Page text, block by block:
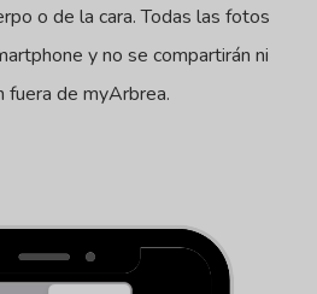
o de la cara. Todas las fotos
y no se compartirán ni
fuera de myArbrea.